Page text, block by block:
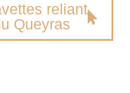
reliant
Queyras